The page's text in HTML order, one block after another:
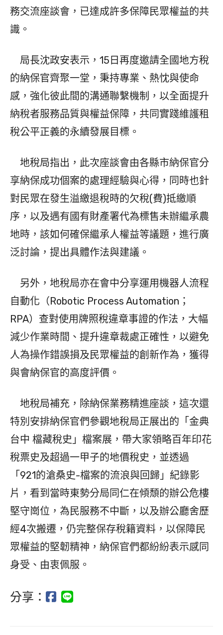
務交流座談會，已達成許多保障民眾權益的共
識。
局長沈政安表示，15日再度邀請全國地方稅
的納保官齊聚一堂，秉持專業、熱忱與使命
感，強化彼此間的溝通聯繫機制，以全面提升
納稅者服務品質與權益保障，共同實踐維護租
稅公平正義的永續發展目標。
地稅局指出，此次座談會由各縣市納保官分
享納保成功個案的處理經驗與心得，同時也針
對民眾在發生溢繳退稅時的欠稅(費)抵繳順
序，以及遇有國有財產署代為標售未辦繼承農
地時，該如何確保繼承人權益等議題，進行廣
泛討論，提出具體作法與建議。
另外，地稅局亦在會中分享運用機器人流程
自動化（Robotic Process Automation；
RPA）查對使用牌照稅違章事證的作法，大幅
減少作業時間、提升違章裁處正確性，以避免
人為操作錯誤損及民眾權益的創新作為，獲得
與會納保官的高度評價。
地稅局補充，除納保業務精進座談，這次還
特別安排納保官們參觀地稅局正展出的「金典
台中 檔藏稅史」檔案展，帶大家領略百年印花
稅票史及超過一甲子的地價稅史，並透過
「921的滄桑史-檔案的流浪與回歸」紀錄影
片，看到當時東勢分局同仁在傾頹的辦公危樓
堅守崗位，為民服務不中斷，以及辦公廳舍歷
經4次搬遷，仍完整保存稅籍資料，以保障民
眾權益的堅韌精神，納保官們都紛紛表示感同
身受、由衷佩服。
分享：